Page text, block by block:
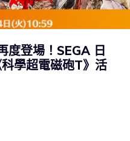
度登場！SEGA 日
學超電磁砲T》活